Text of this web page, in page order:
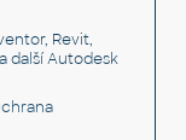
Revit,
další Autodesk